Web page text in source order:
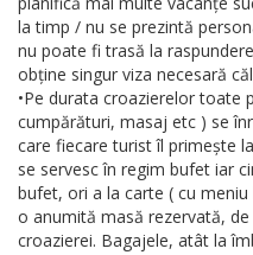
la timp / nu se prezintă
nu poate fi trasă la
obține singur viza necesară
•Pe durata croazierelor toate
cumpărături, masaj etc ) se
care fiecare turist îl primește
se servesc în regim bufet iar
bufet, ori a la carte ( cu
o anumită masă rezervată,
croazierei. Bagajele, atât la